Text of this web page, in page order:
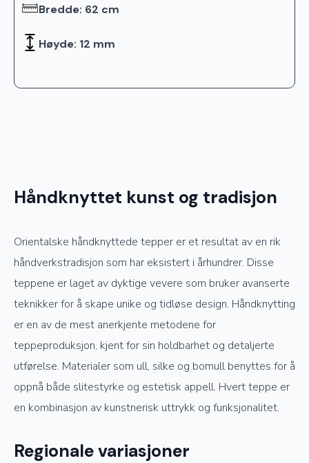
Bredde: 62 cm
Høyde: 12 mm
Håndknyttet kunst og tradisjon
Orientalske håndknyttede tepper er et resultat av en rik
håndverkstradisjon som har eksistert i århundrer. Disse
teppene er laget av dyktige vevere som bruker avanserte
teknikker for å skape unike og tidløse design. Håndknytting
er en av de mest anerkjente metodene for
teppeproduksjon, kjent for sin holdbarhet og detaljerte
utførelse. Materialer som ull, silke og bomull benyttes for å
oppnå både slitestyrke og estetisk appell. Hvert teppe er
en kombinasjon av kunstnerisk uttrykk og funksjonalitet.
Regionale variasjoner